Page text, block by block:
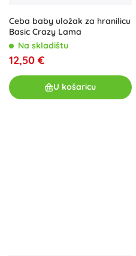
Ceba baby uložak za hranilicu
Basic Crazy Lama
Na skladištu
12,50 €
U košaricu